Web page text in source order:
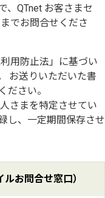
、QTnet お客さまセ
でお問合せくださ
用防止法」に基づい
お送りいただいた書
ださい。
さまを特定させてい
し、一定期間保存させ
お問合せ窓口）